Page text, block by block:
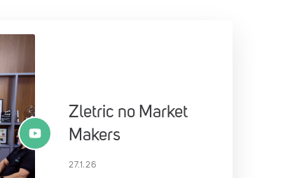
Zletric no Market
Makers
27.1.26